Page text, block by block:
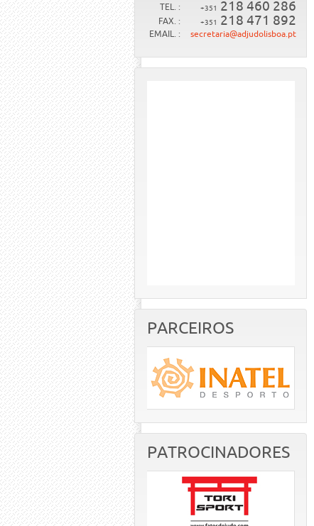
TEL. : +351 218 460 286
FAX. : +351 218 471 892
EMAIL. : secretaria@adjudolisboa.pt
PARCEIROS
PATROCINADORES